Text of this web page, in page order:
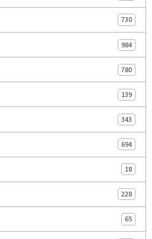
730
984
780
139
343
694
18
228
65